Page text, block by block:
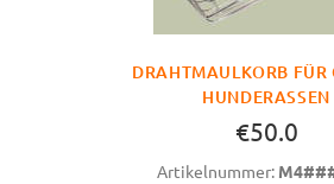
DRAHTMAULKORB FÜR
UNDERASSEN
€50.0
Artikelnummer: